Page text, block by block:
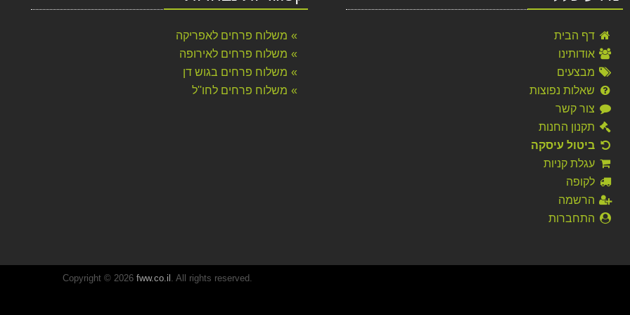
דף הבית
אודותינו
מבצעים
שאלות נפוצות
צור קשר
תקנון החנות
ביטול עיסקה
עגלת קניות
לקופה
הרשמה
התחברות
משלוח פרחים לאפריקה
משלוח פרחים לאירופה
משלוח פרחים בגוש דן
משלוח פרחים לחו''ל
Copyright © 2026 fww.co.il . All rights reserved.